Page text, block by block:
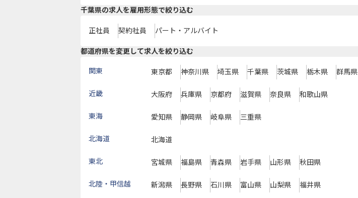
千葉県の求人を雇用形態で絞り込む
正社員 契約社員 パート・アルバイト
都道府県を変更して求人を絞り込む
関東 東京都 神奈川県 埼玉県 千葉県 茨城県 栃木県 群馬県
近畿 大阪府 兵庫県 京都府 滋賀県 奈良県 和歌山県
東海 愛知県 静岡県 岐阜県 三重県
北海道 北海道
東北 宮城県 福島県 青森県 岩手県 山形県 秋田県
北陸・甲信越 新潟県 長野県 石川県 富山県 山梨県 福井県